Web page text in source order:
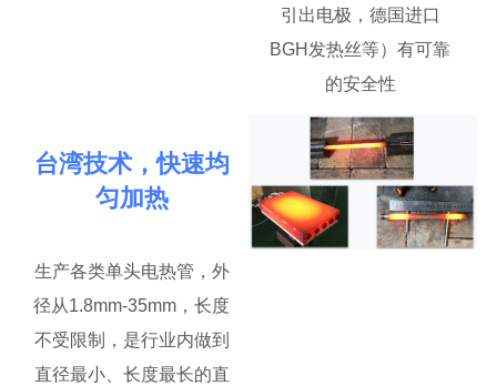
引出电极，德国进口
BGH发热丝等）有可靠
的安全性
台湾技术，快速均
匀加热
生产各类单头电热管，外
径从1.8mm-35mm，长度
不受限制，是行业内做到
直径最小、长度最长的直